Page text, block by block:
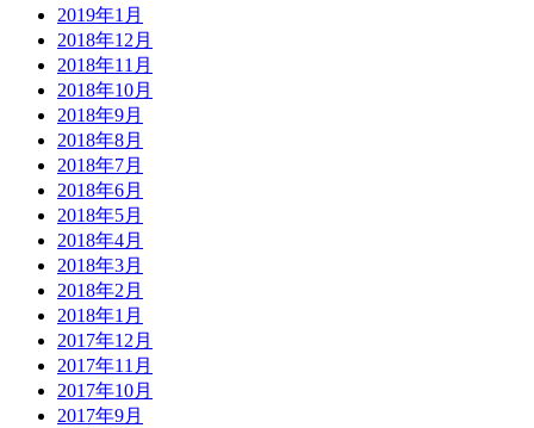
2019年1月
2018年12月
2018年11月
2018年10月
2018年9月
2018年8月
2018年7月
2018年6月
2018年5月
2018年4月
2018年3月
2018年2月
2018年1月
2017年12月
2017年11月
2017年10月
2017年9月